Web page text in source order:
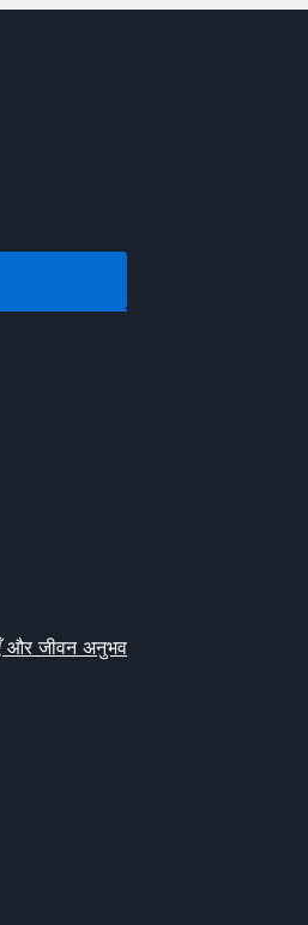
और जीवन अनुभव